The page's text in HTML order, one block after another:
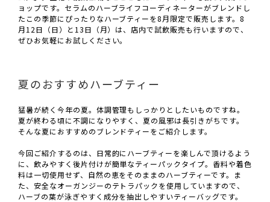
ョップです。セラムのハーブライフコーディネーターがブレンドし
たこの季節にぴったりなハーブティーを8月限定で販売します。8
月12日（日）と13日（月）は、店内で試飲販売も行いますので、
ぜひお気軽にお試しください。
夏のおすすめハーブティー
猛暑が続く今年の夏。体調管理もしっかりとしたいものですね。
夏が終わる頃に不調になりやすく、夏の風邪は長引きがちです。
そんな夏におすすめのブレンドティーをご紹介します。
今回ご紹介するのは、日常的にハーブティーを楽しんで頂けるよう
に、飲みやすく後片付けが簡単なティーパックタイプ。香料や着色
料は一切使用せず、自然の恵をそのままのハーブティーです。ま
た、安全なオーガンジーのテトラパックを使用していますので、
ハーブの葉が泳ぎやすく成分を抽出しやすいティーバッグです。